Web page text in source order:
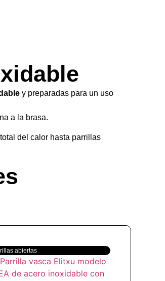
y preparadas para un uso
a la brasa.
del calor hasta parrillas
abiertas